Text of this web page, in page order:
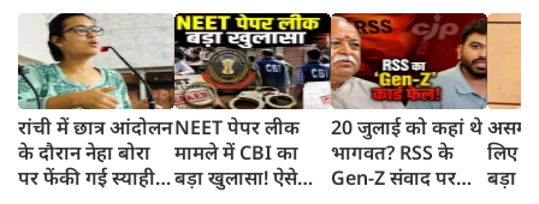
रांची में छात्र आंदोलन
के दौरान नेहा बोरा
पर फेंकी गई स्याही,
NEET पेपर लीक
मामले में CBI का
बड़ा खुलासा! ऐसे
20 जुलाई को कहां थे
भागवत? RSS के
Gen-Z संवाद पर
असम
लिए
बड़ा